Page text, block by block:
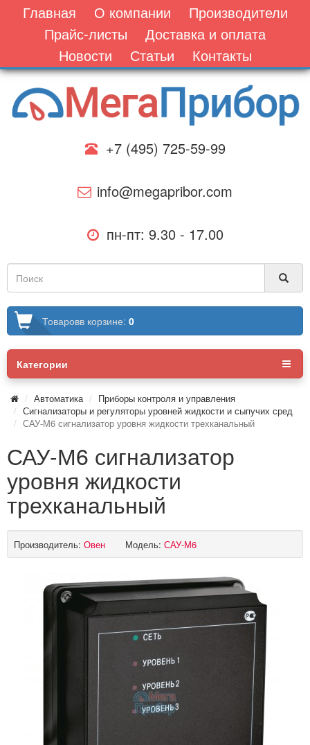
Главная О компании
Производители
Прайс-листы
Доставка и оплата
Новости
Статьи Контакты
+7 (495) 725-59-99
info@megapribor.com
пн-пт: 9.30 - 17.00
Товаровв корзине: 0
Категории
Автоматика
Приборы контроля и управления
Сигнализаторы и регуляторы уровней жидкости и сыпучих сред
САУ-М6 сигнализатор уровня жидкости трехканальный
САУ-М6 сигнализатор
уровня жидкости
трехканальный
Производитель: Овен Модель: САУ-М6